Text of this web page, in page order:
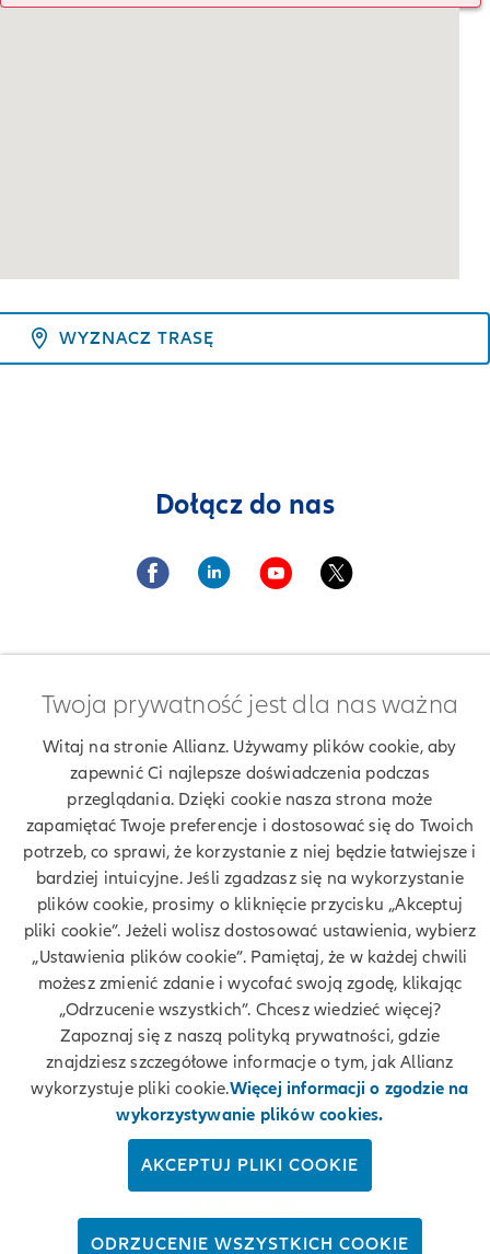
WYZNACZ TRASĘ
Dołącz do nas
Twoje dane
Polityka prywatności
Polityka cookies
Bezpieczeństwo
Zastrzeżenia prawne
Kontakt
Allianz Oddział Łódź
Twoja prywatność jest dla nas ważna
Witaj na stronie Allianz. Używamy plików cookie, aby
zapewnić Ci najlepsze doświadczenia podczas
przeglądania. Dzięki cookie nasza strona może
zapamiętać Twoje preferencje i dostosować się do Twoich
potrzeb, co sprawi, że korzystanie z niej będzie łatwiejsze i
bardziej intuicyjne. Jeśli zgadzasz się na wykorzystanie
plików cookie, prosimy o kliknięcie przycisku „Akceptuj
pliki cookie”. Jeżeli wolisz dostosować ustawienia, wybierz
„Ustawienia plików cookie”. Pamiętaj, że w każdej chwili
możesz zmienić zdanie i wycofać swoją zgodę, klikając
„Odrzucenie wszystkich”. Chcesz wiedzieć więcej?
Zapoznaj się z naszą polityką prywatności, gdzie
znajdziesz szczegółowe informacje o tym, jak Allianz
wykorzystuje pliki cookie.Więcej informacji o zgodzie na
wykorzystywanie plików cookies.
AKCEPTUJ PLIKI COOKIE
ODRZUCENIE WSZYSTKICH COOKIE